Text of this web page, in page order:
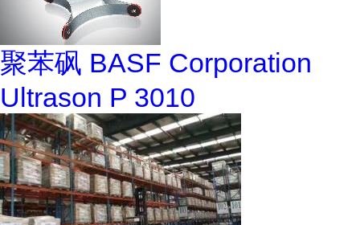
聚苯砜 BASF Corporation
Ultrason P 3010